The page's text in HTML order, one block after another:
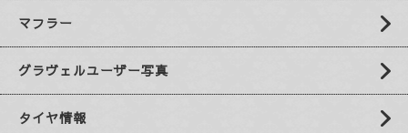
マフラー
グラヴェルユーザー写真
タイヤ情報